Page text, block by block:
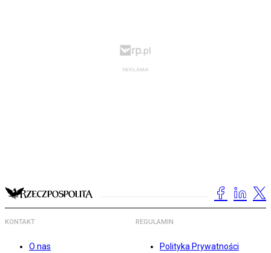
KONTAKT
O nas
REGULAMIN
Polityka Prywatności